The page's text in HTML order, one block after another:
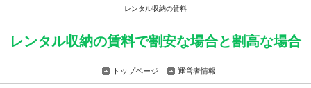
レンタル収納の賃料
レンタル収納の賃料で割安な場合と割高な場合
トップページ 運営者情報